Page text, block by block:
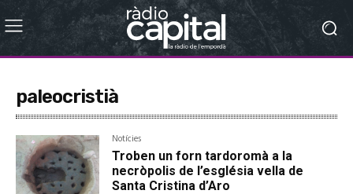
paleocristià
Notícies
Troben un forn tardoromà a la
necròpolis de l’església vella de
Santa Cristina d’Aro